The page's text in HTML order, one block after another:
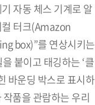
자동 체스 기계로 알
컬 터크(Amazon
box)”를 연상시키는
붙이고 태깅하는 ‘클
바운딩 박스로 표시하
품을 관람하는 우리